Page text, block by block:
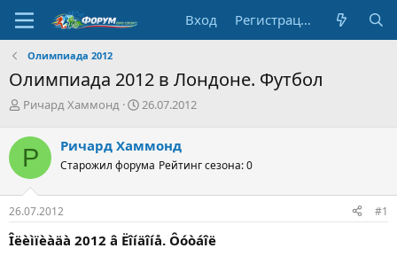
Вход Регистрация
Олимпиада 2012
Олимпиада 2012 в Лондоне. Футбол
А
т
о
р
т
е
м
ы
Ричард Хаммонд
Д
а
н
ч
л
а
26.07.2012
Р Ричард Хаммонд
Старожил форума Рейтинг сезона: 0
26.07.2012 #1
Îëèìïèàäà 2012 â Ëîíäîíå. Ôóòáîë